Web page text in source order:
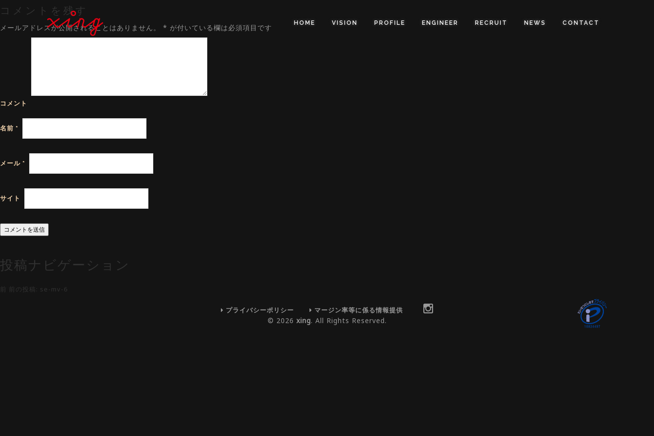
HOME VISION PROFILE ENGINEER RECRUIT NEWS CONTACT
コメントを残す
メールアドレスが公開されることはありません。 * が付いている欄は必須項目です
コメント
名前 *
メール *
サイト
投稿ナビゲーション
前 前の投稿: se-mv-6
プライバシーポリシー マージン率等に係る情報提供
© 2026 xing. All Rights Reserved.